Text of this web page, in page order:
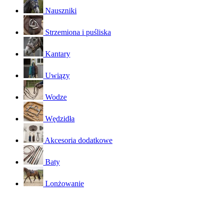
Nauszniki
Strzemiona i puśliska
Kantary
Uwiązy
Wodze
Wędzidła
Akcesoria dodatkowe
Baty
Lonżowanie